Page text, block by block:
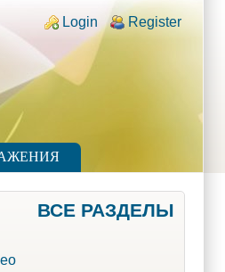
Login links
Login Register
ВСЕ РАЗДЕЛЫ